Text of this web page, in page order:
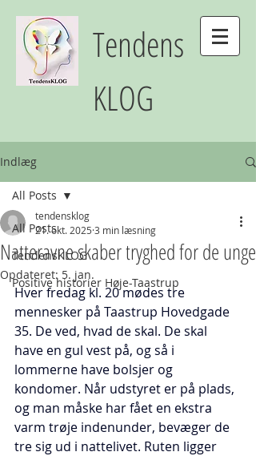
Tendens
KLOG
Indlæg
All Posts
TendensKLOG
Positive historier Høje-Taastrup
All Posts
Natteravne skaber tryghed for de unge
tendensklog
21. okt. 2025 3 min læsning
Opdateret: 5. jan.
Hver fredag kl. 20 mødes tre
mennesker på Taastrup Hovedgade
35. De ved, hvad de skal. De skal
have en gul vest på, og så i
lommerne have bolsjer og
kondomer. Når udstyret er på plads,
og man måske har fået en ekstra
varm trøje indenunder, bevæger de
tre sig ud i nattelivet. Ruten ligger